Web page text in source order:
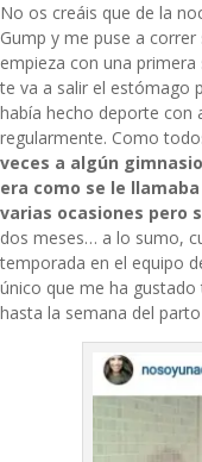
No os creáis que de la
Gump y me puse a
empieza con una
te va a salir el estómago
había hecho deporte con
regularmente. Como
veces a algún
era como se le
varias ocasiones pero
dos meses… a lo sumo,
temporada en el equipo
único que me ha gustado
hasta la semana del parto